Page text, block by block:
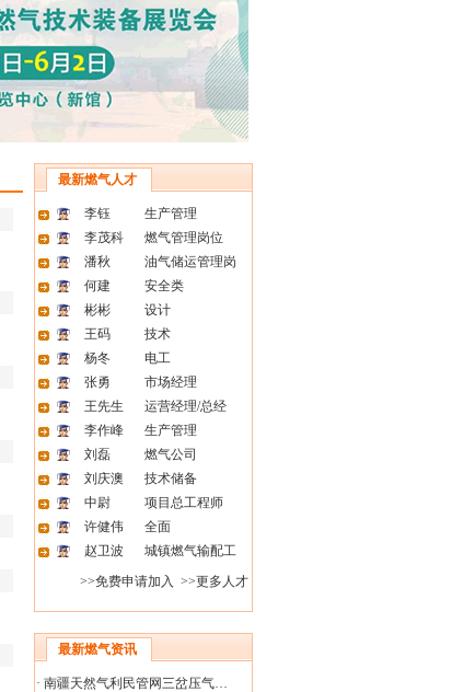
最新燃气人才
李钰
生产管理
李茂科
燃气管理岗位
潘秋
油气储运管理岗
何建
安全类
彬彬
设计
王码
技术
杨冬
电工
张勇
市场经理
王先生
运营经理/总经
李作峰
生产管理
刘磊
燃气公司
刘庆澳
技术储备
中尉
项目总工程师
许健伟
全面
赵卫波
城镇燃气输配工
>>免费申请加入 >>更多人才
最新燃气资讯
· 南疆天然气利民管网三岔压气…